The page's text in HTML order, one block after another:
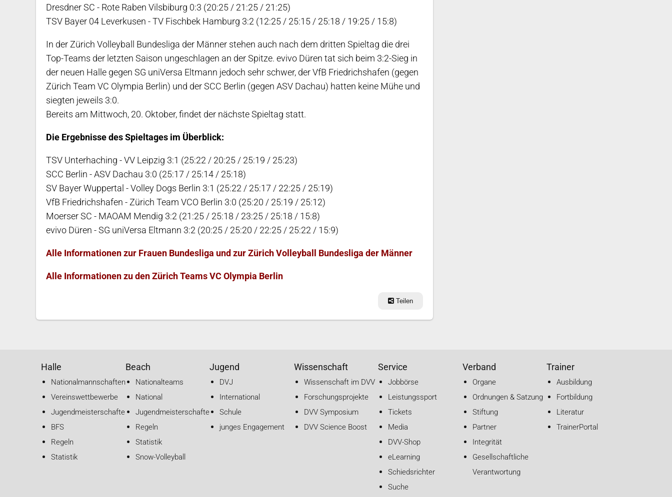
Dresdner SC - Rote Raben Vilsbiburg 0:3 (20:25 / 21:25 / 21:25)
TSV Bayer 04 Leverkusen - TV Fischbek Hamburg 3:2 (12:25 / 25:15 / 25:18 / 19:25 / 15:8)
In der Zürich Volleyball Bundesliga der Männer stehen auch nach dem dritten Spieltag die drei
Top-Teams der letzten Saison ungeschlagen an der Spitze. evivo Düren tat sich beim 3:2-Sieg in
der neuen Halle gegen SG uniVersa Eltmann jedoch sehr schwer, der VfB Friedrichshafen (gegen
Zürich Team VC Olympia Berlin) und der SCC Berlin (gegen ASV Dachau) hatten keine Mühe und
siegten jeweils 3:0.
Bereits am Mittwoch, 20. Oktober, findet der nächste Spieltag statt.
Die Ergebnisse des Spieltages im Überblick:
TSV Unterhaching - VV Leipzig 3:1 (25:22 / 20:25 / 25:19 / 25:23)
SCC Berlin - ASV Dachau 3:0 (25:17 / 25:14 / 25:18)
SV Bayer Wuppertal - Volley Dogs Berlin 3:1 (25:22 / 25:17 / 22:25 / 25:19)
VfB Friedrichshafen - Zürich Team VCO Berlin 3:0 (25:20 / 25:19 / 25:12)
Moerser SC - MAOAM Mendig 3:2 (21:25 / 25:18 / 23:25 / 25:18 / 15:8)
evivo Düren - SG uniVersa Eltmann 3:2 (20:25 / 25:20 / 22:25 / 25:22 / 15:9)
Alle Informationen zur Frauen Bundesliga und zur Zürich Volleyball Bundesliga der Männer
Alle Informationen zu den Zürich Teams VC Olympia Berlin
Teilen
Halle
Nationalmannschaften
Vereinswettbewerbe
Jugendmeisterschaften
BFS
Regeln
Statistik
Beach
Nationalteams
National
Jugendmeisterschaften
Regeln
Statistik
Snow-Volleyball
Jugend
DVJ
International
Schule
junges Engagement
Wissenschaft
Wissenschaft im DVV
Forschungsprojekte
DVV Symposium
DVV Science Boost
Service
Jobbörse
Leistungssport
Tickets
Media
DVV-Shop
eLearning
Schiedsrichter
Suche
Verband
Organe
Ordnungen & Satzung
Stiftung
Partner
Integrität
Gesellschaftliche
Verantwortung
Trainer
Ausbildung
Fortbildung
Literatur
TrainerPortal